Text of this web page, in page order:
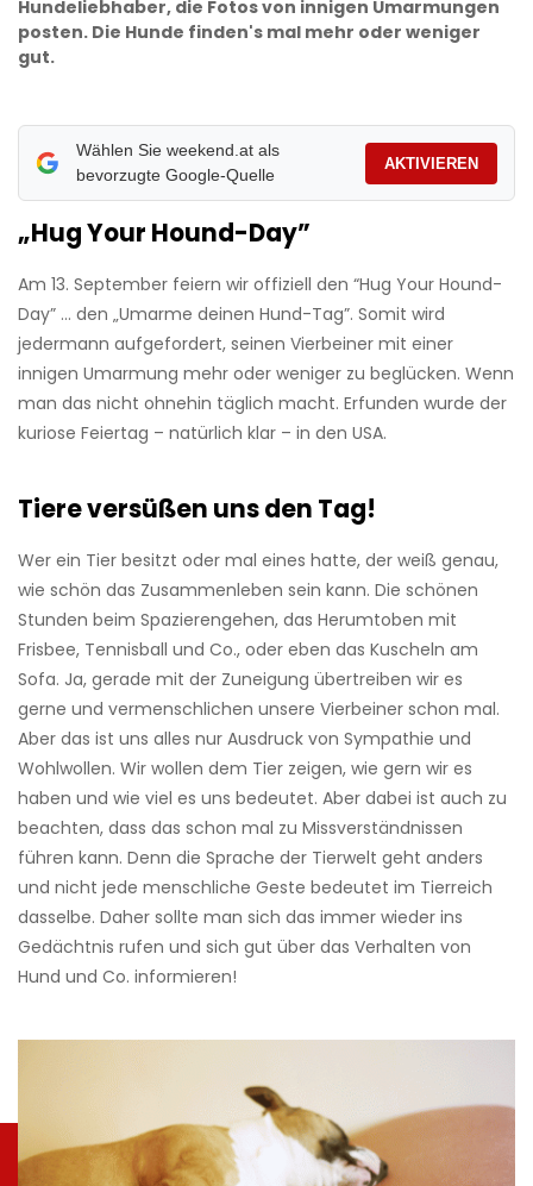
Hundeliebhaber, die Fotos von innigen Umarmungen
posten. Die Hunde finden's mal mehr oder weniger
gut.
Wählen Sie weekend.at als
bevorzugte Google-Quelle
AKTIVIEREN
„Hug Your Hound-Day”
Am 13. September feiern wir offiziell den “Hug Your Hound-
Day” ... den „Umarme deinen Hund-Tag”. Somit wird
jedermann aufgefordert, seinen Vierbeiner mit einer
innigen Umarmung mehr oder weniger zu beglücken. Wenn
man das nicht ohnehin täglich macht. Erfunden wurde der
kuriose Feiertag – natürlich klar – in den USA.
Tiere versüßen uns den Tag!
Wer ein Tier besitzt oder mal eines hatte, der weiß genau,
wie schön das Zusammenleben sein kann. Die schönen
Stunden beim Spazierengehen, das Herumtoben mit
Frisbee, Tennisball und Co., oder eben das Kuscheln am
Sofa. Ja, gerade mit der Zuneigung übertreiben wir es
gerne und vermenschlichen unsere Vierbeiner schon mal.
Aber das ist uns alles nur Ausdruck von Sympathie und
Wohlwollen. Wir wollen dem Tier zeigen, wie gern wir es
haben und wie viel es uns bedeutet. Aber dabei ist auch zu
beachten, dass das schon mal zu Missverständnissen
führen kann. Denn die Sprache der Tierwelt geht anders
und nicht jede menschliche Geste bedeutet im Tierreich
dasselbe. Daher sollte man sich das immer wieder ins
Gedächtnis rufen und sich gut über das Verhalten von
Hund und Co. informieren!